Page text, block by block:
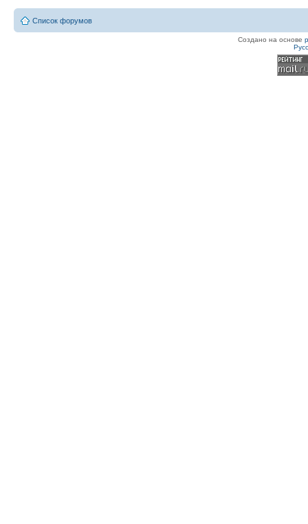
Список форумов
Создано на основе